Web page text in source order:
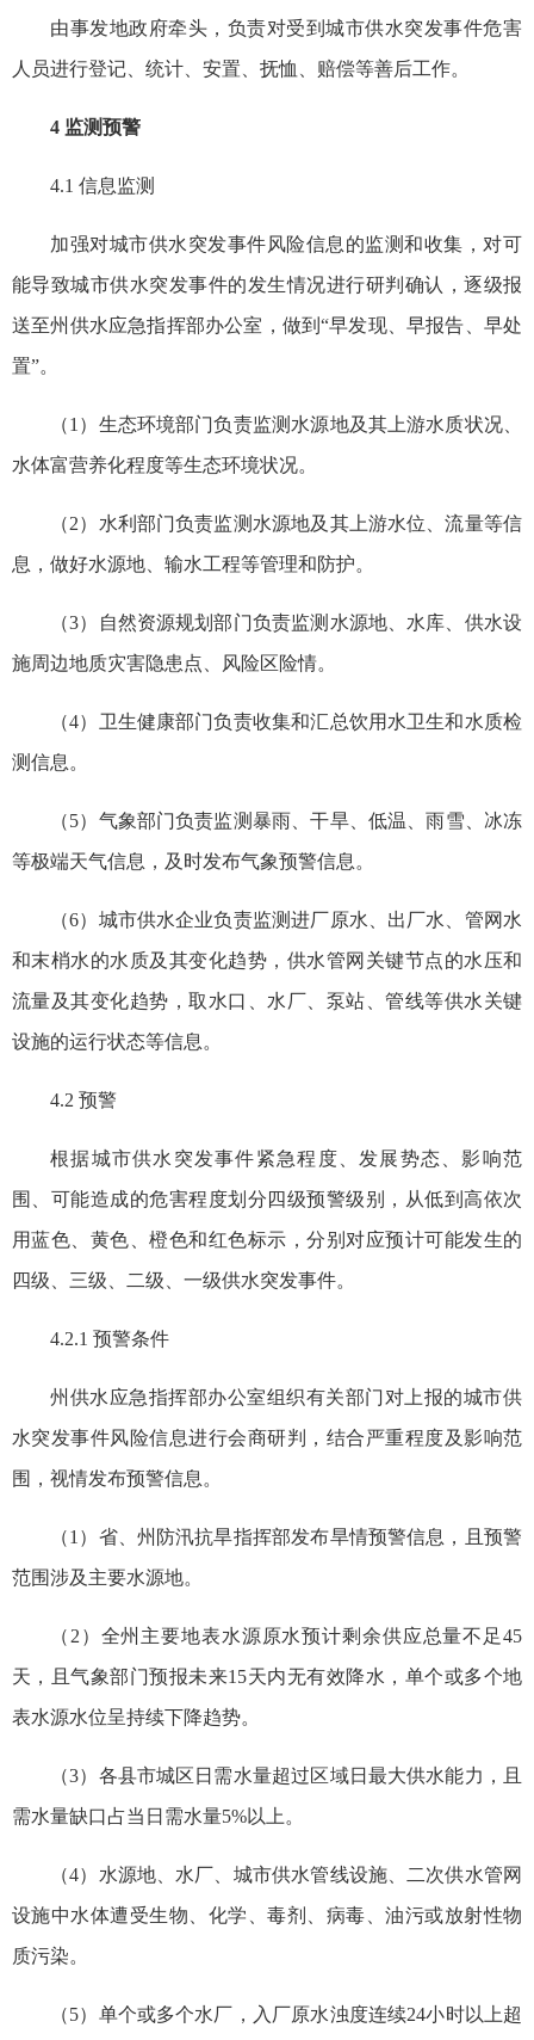
由事发地政府牵头，负责对受到城市供水突发事件危害
人员进行登记、统计、安置、抚恤、赔偿等善后工作。
4 监测预警
4.1 信息监测
加强对城市供水突发事件风险信息的监测和收集，对可
能导致城市供水突发事件的发生情况进行研判确认，逐级报
送至州供水应急指挥部办公室，做到“早发现、早报告、早处
置”。
（1）生态环境部门负责监测水源地及其上游水质状况、
水体富营养化程度等生态环境状况。
（2）水利部门负责监测水源地及其上游水位、流量等信
息，做好水源地、输水工程等管理和防护。
（3）自然资源规划部门负责监测水源地、水库、供水设
施周边地质灾害隐患点、风险区险情。
（4）卫生健康部门负责收集和汇总饮用水卫生和水质检
测信息。
（5）气象部门负责监测暴雨、干旱、 低温、雨雪、 冰冻
等极端天气信息，及时发布气象预警信息。
（6）城市供水企业负责监测进厂原水、出厂水、管网水
和末梢水的水质及其变化趋势，供水管网关键节点的水压和
流量及其变化趋势，取水口、水厂、泵站、管线等供水关键
设施的运行状态等信息。
4.2 预警
根据城市供水突发事件紧急程度、发展势态、影响范
围、可能造成的危害程度划分四级预警级别，从低到高依次
用蓝色、黄色、橙色和红色标示，分别对应预计可能发生的
四级、三级、二级、一级供水突发事件。
4.2.1 预警条件
州供水应急指挥部办公室组织有关部门对上报的城市供
水突发事件风险信息进行会商研判，结合严重程度及影响范
围，视情发布预警信息。
（1）省、州防汛抗旱指挥部发布旱情预警信息，且预警
范围涉及主要水源地。
（2）全州主要地表水源原水预计剩余供应总量不足45
天，且气象部门预报未来15天内无有效降水，单个或多个地
表水源水位呈持续下降趋势。
（3）各县市城区日需水量超过区域日最大供水能力，且
需水量缺口占当日需水量5%以上。
（4）水源地、水厂、城市供水管线设施、二次供水管网
设施中水体遭受生物、化学、毒剂、病毒、油污或放射性物
质污染。
（5）单个或多个水厂，入厂原水浊度连续24小时以上超